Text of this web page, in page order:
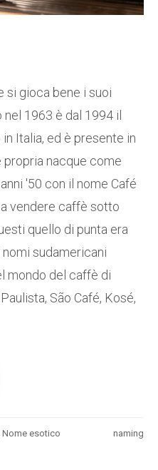
si gioca bene i suoi
1963 è dal 1994 il
Italia, ed è presente in
propria nacque come
'50 con il nome Café
vendere caffè sotto
quello di punta era
sudamericani
mondo del caffè di
São Café, Kosé,
naming
Nome esotico